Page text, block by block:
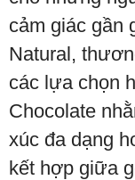
cảm giác gần
Natural,
các lựa chọn
Chocolate
xúc đa dạng
kết hợp giữa